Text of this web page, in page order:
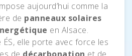
aujourd’hui comme la
de panneaux solaires
en Alsace.
elle porte avec force les